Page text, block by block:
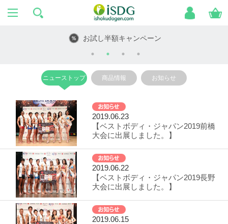
お試し半額キャンペーン
ニューストップ 商品情報 お知らせ
2019.06.23
【ベストボディ・ジャパン2019前橋
大会に出展しました。】
2019.06.22
【ベストボディ・ジャパン2019長野
大会に出展しました。】
2019.06.15